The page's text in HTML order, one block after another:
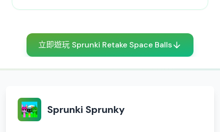
立即遊玩 Sprunki Retake Space Balls
Sprunki Sprunky